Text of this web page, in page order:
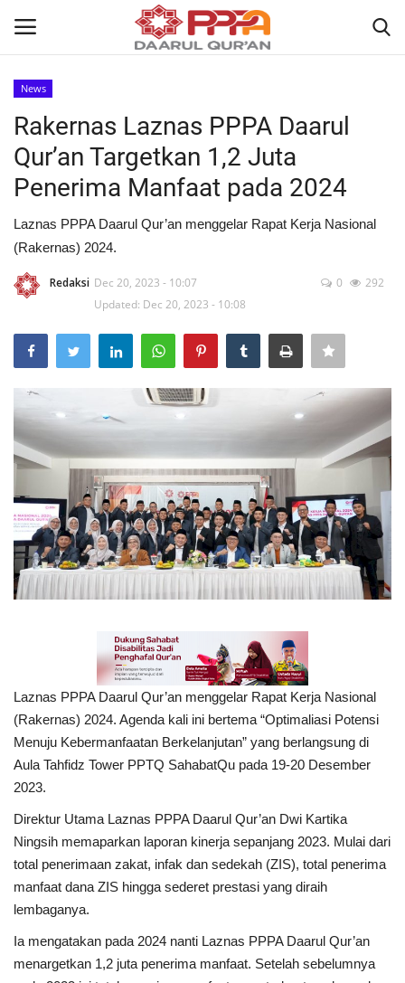
Home
About
News
Wisuda Akbar
Kisah
Inspirasi
Video
News
Rakernas Laznas PPPA Daarul
Qur’an Targetkan 1,2 Juta
Penerima Manfaat pada 2024
Laznas PPPA Daarul Qur’an menggelar Rapat Kerja Nasional
(Rakernas) 2024.
Redaksi Dec 20, 2023 - 10:07
Updated: Dec 20, 2023 - 10:08
0 292
Laznas PPPA Daarul Qur’an menggelar Rapat Kerja Nasional
(Rakernas) 2024. Agenda kali ini bertema “Optimaliasi Potensi
Menuju Kebermanfaatan Berkelanjutan” yang berlangsung di
Aula Tahfidz Tower PPTQ SahabatQu pada 19-20 Desember
2023.
Direktur Utama Laznas PPPA Daarul Qur’an Dwi Kartika
Ningsih memaparkan laporan kinerja sepanjang 2023. Mulai dari
total penerimaan zakat, infak dan sedekah (ZIS), total penerima
manfaat dana ZIS hingga sederet prestasi yang diraih
lembaganya.
Ia mengatakan pada 2024 nanti Laznas PPPA Daarul Qur’an
menargetkan 1,2 juta penerima manfaat. Setelah sebelumnya